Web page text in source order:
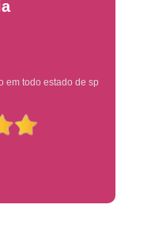
Mercosul
Fabrica de
Verde
Placa
Carro Ribeirão Preto